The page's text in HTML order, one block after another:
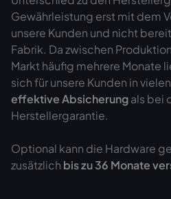
Gewährleistung erst mit dem
unsere Kunden und nicht
Fabrik. Da zwischen
Markt häufig mehrere Monate
sich für unsere Kunden in
effektive Absicherungals bei
Herstellergarantie.
Optional kann die Hardware
zusätzlich bis zu 36 Monate